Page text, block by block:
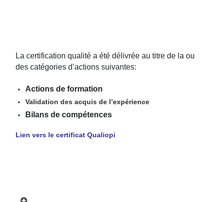
La certification qualité a été délivrée au titre de la ou
des catégories d’actions suivantes:
Actions de formation
Validation des acquis de l’expérience
Bilans de compétences
Lien vers le certificat Qualiopi